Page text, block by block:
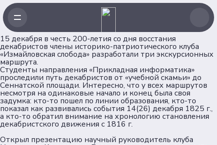
15 декабря в честь 200-летия со дня восстания
декабристов члены историко-патриотического клуба
«Измайловская слобода» разработали три экскурсионных
маршрута.
Студенты направления «Прикладная информатика»
проследили путь декабристов от «учебной скамьи» до
Сеннатской площади. Интересно, что у всех маршрутов
несмотря на одинаковые начало и конец была своя
задумка: кто-то пошел по линии образования, кто-то
показал как развивались события 14(26) декабря 1825 г.,
а кто-то обратил внимание на хронологию становления
декабристского движения с 1816 г.
Открыл презентацию научный руководитель клуба
Главная
Новости
Проекты
Клубы
Рейтинг